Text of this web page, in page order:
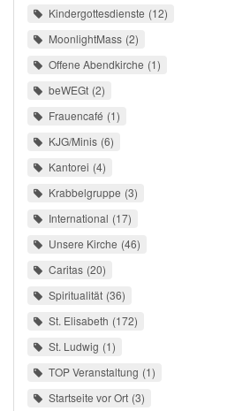
Kindergottesdienste 12
MoonlightMass 2
Offene Abendkirche 1
beWEGt 2
Frauencafé 1
KJG/Minis 6
Kantorei 4
Krabbelgruppe 3
International 17
Unsere Kirche 46
Caritas 20
Spiritualität 36
St. Elisabeth 172
St. Ludwig 1
TOP Veranstaltung 1
Startseite vor Ort 3